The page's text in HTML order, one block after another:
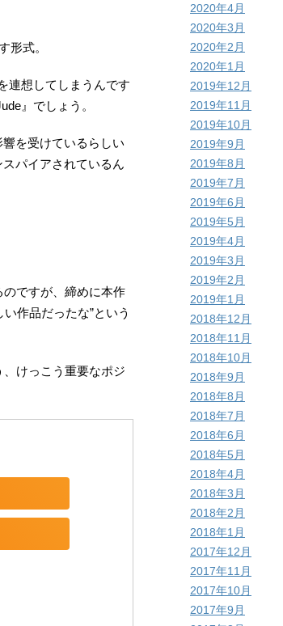
形式。
連想してしまうんです
』でしょう。
響を受けているらしい
パイアされているん
のですが、締めに本作
作品だったな”という
けっこう重要なポジ
2020年4月
2020年3月
2020年2月
2020年1月
2019年12月
2019年11月
2019年10月
2019年9月
2019年8月
2019年7月
2019年6月
2019年5月
2019年4月
2019年3月
2019年2月
2019年1月
2018年12月
2018年11月
2018年10月
2018年9月
2018年8月
2018年7月
2018年6月
2018年5月
2018年4月
2018年3月
2018年2月
2018年1月
2017年12月
2017年11月
2017年10月
2017年9月